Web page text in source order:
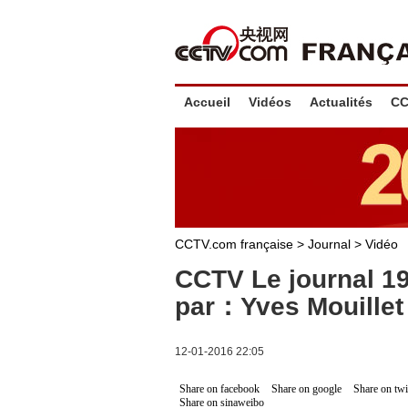
Accueil Vidéos Actualités
CCTV.com française > Journal > Vidéo
CCTV Le journal
par：Yves Mouillet
12-01-2016 22:05
Share on facebook Share on google
Share on
Share on sinaweibo